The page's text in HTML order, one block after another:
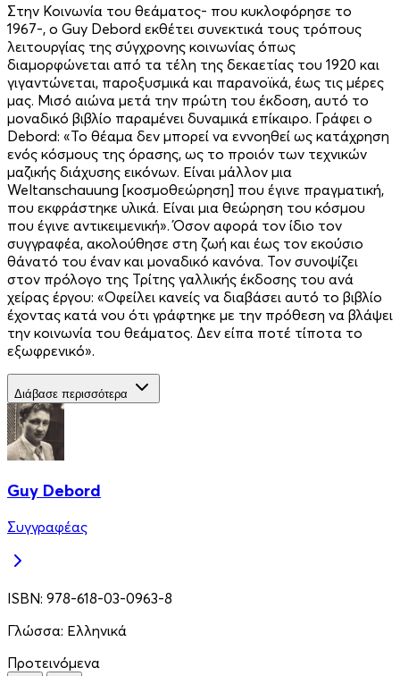
Στην Κοινωνία του θεάματος- που κυκλοφόρησε το
1967-, ο Guy Debord εκθέτει συνεκτικά τους τρόπους
λειτουργίας της σύγχρονης κοινωνίας όπως
διαμορφώνεται από τα τέλη της δεκαετίας του 1920 και
γιγαντώνεται, παροξυσμικά και παρανοϊκά, έως τις μέρες
μας. Μισό αιώνα μετά την πρώτη του έκδοση, αυτό το
μοναδικό βιβλίο παραμένει δυναμικά επίκαιρο. Γράφει ο
Debord: «Το θέαμα δεν μπορεί να εννοηθεί ως κατάχρηση
ενός κόσμους της όρασης, ως το προιόν των τεχνικών
μαζικής διάχυσης εικόνων. Είναι μάλλον μια
Weltanschauung [κοσμοθεώρηση] που έγινε πραγματική,
που εκφράστηκε υλικά. Είναι μια θεώρηση του κόσμου
που έγινε αντικειμενική». Όσον αφορά τον ίδιο τον
συγγραφέα, ακολούθησε στη ζωή και έως τον εκούσιο
θάνατό του έναν και μοναδικό κανόνα. Τον συνοψίζει
στον πρόλογο της Τρίτης γαλλικής έκδοσης του ανά
χείρας έργου: «Οφείλει κανείς να διαβάσει αυτό το βιβλίο
έχοντας κατά νου ότι γράφτηκε με την πρόθεση να βλάψει
την κοινωνία του θεάματος. Δεν είπα ποτέ τίποτα το
εξωφρενικό».
Διάβασε περισσότερα
Guy Debord
Συγγραφέας
ISBN: 978-618-03-0963-8
Γλώσσα: Ελληνικά
Προτεινόμενα